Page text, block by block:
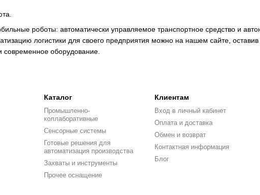
роботы: автоматически управляемое транспортное средство и
логистики для своего предприятия можно на нашем сайте,
современное оборудование.
Каталог
Промышленно-
коллаборативные
Сенсорные системы
Готовые решения для
автоматизация производства
Захваты и инструменты
Прочее оснащение
Клиентам
Вход в личный кабинет
Оплата и доставка
Обмен и возврат
Контактная информация
Блог